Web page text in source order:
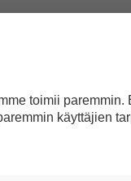
toimii paremmin.
käyttäjien